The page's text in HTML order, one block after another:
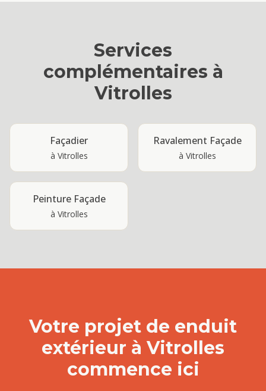
Services
complémentaires à
Vitrolles
Façadier
à Vitrolles
Ravalement Façade
à Vitrolles
Peinture Façade
à Vitrolles
Votre projet de enduit
extérieur à Vitrolles
commence ici